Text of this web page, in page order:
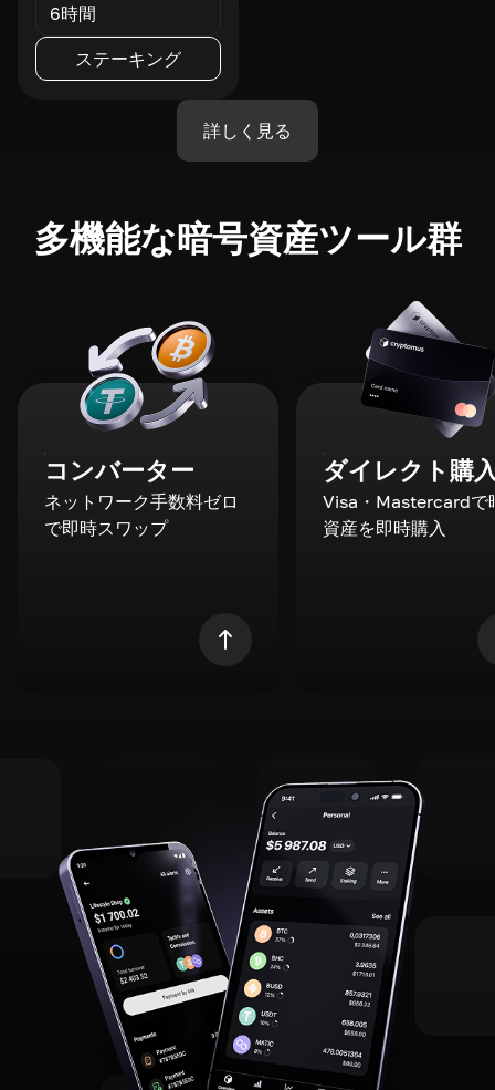
6時間
ステーキング
詳しく見る
多機能な暗号資産ツール群
コンバーター
ネットワーク手数料ゼロ
で即時スワップ
ダイレクト購
Visa・Mastercardで
資産を即時購入